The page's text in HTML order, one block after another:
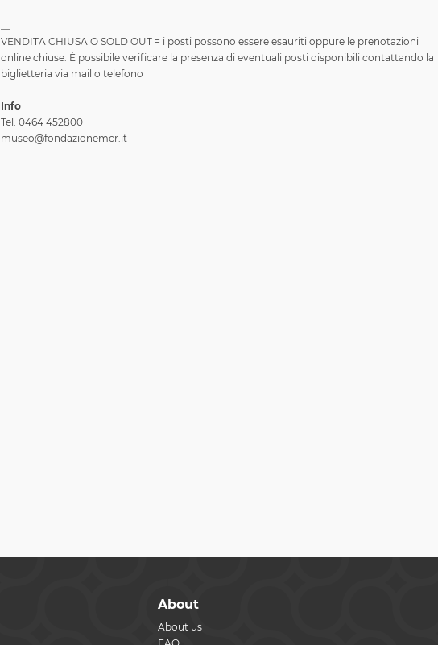
VENDITA CHIUSA O SOLD OUT = i posti possono essere esauriti oppure le prenotazioni
online chiuse. È possibile verificare la presenza di eventuali posti disponibili contattando la
biglietteria via mail o telefono
Info
Tel. 0464 452800
museo@fondazionemcr.it
About
About us